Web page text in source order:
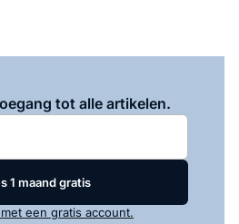
tot alle artikelen.
1 maand gratis
een gratis account.